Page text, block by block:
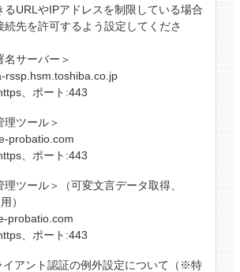
URLやIPアドレスを制限している場合
続先を許可するよう設定してくださ
名サーバー＞
rssp.hsm.toshiba.co.jp
、ポート:443
理ツール＞
probatio.com
、ポート:443
理ツール＞（可変文言データ取得、
）
probatio.com
、ポート:443
アント認証の例外設定について（※特